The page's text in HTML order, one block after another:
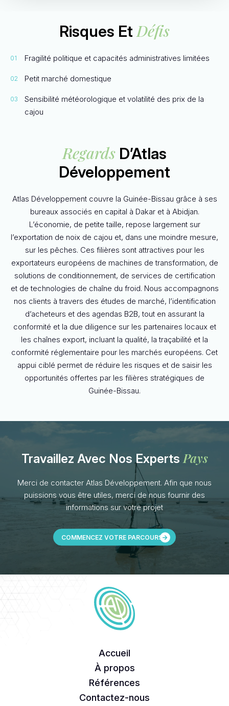
Risques Et Défis
Fragilité politique et capacités administratives limitées
Petit marché domestique
Sensibilité météorologique et volatilité des prix de la
cajou
Regards D’Atlas
Développement
Atlas Développement couvre la Guinée-Bissau grâce à ses
bureaux associés en capital à Dakar et à Abidjan.
L’économie, de petite taille, repose largement sur
l’exportation de noix de cajou et, dans une moindre mesure,
sur les pêches. Ces filières sont attractives pour les
exportateurs européens de machines de transformation, de
solutions de conditionnement, de services de certification
et de technologies de chaîne du froid. Nous accompagnons
nos clients à travers des études de marché, l’identification
d’acheteurs et des agendas B2B, tout en assurant la
conformité et la due diligence sur les partenaires locaux et
les chaînes export, incluant la qualité, la traçabilité et la
conformité réglementaire pour les marchés européens. Cet
appui ciblé permet de réduire les risques et de saisir les
opportunités offertes par les filières stratégiques de
Guinée-Bissau.
Travaillez Avec Nos ExpertsPays
Merci de contacter Atlas Développement. Afin que nous
puissions vous être utiles, merci de nous fournir des
informations sur votre projet
COMMENCEZ VOTRE PARCOURS
Accueil
À propos
Références
Contactez-nous